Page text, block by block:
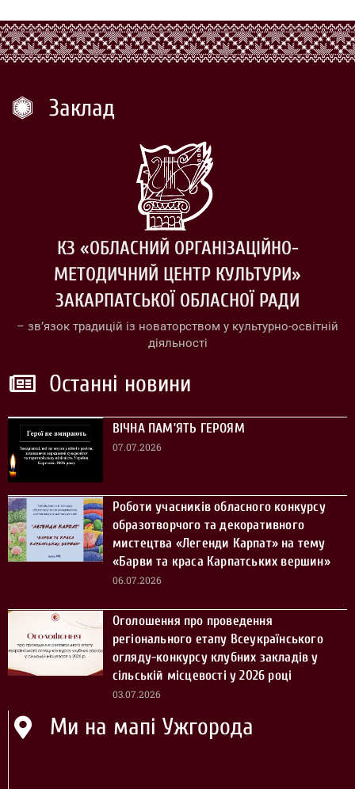
Заклад
КЗ «ОБЛАСНИЙ ОРГАНІЗАЦІЙНО-
МЕТОДИЧНИЙ ЦЕНТР КУЛЬТУРИ»
ЗАКАРПАТСЬКОЇ ОБЛАСНОЇ РАДИ
– зв’язок традицій із новаторством у культурно-освітній
діяльності
Останні новини
ВІЧНА ПАМ’ЯТЬ ГЕРОЯМ
07.07.2026
Роботи учасників обласного конкурсу
образотворчого та декоративного
мистецтва «Легенди Карпат» на тему
«Барви та краса Карпатських вершин»
06.07.2026
Оголошення про проведення
регіонального етапу Всеукраїнського
огляду-конкурсу клубних закладів у
сільській місцевості у 2026 році
03.07.2026
Ми на мапі Ужгорода